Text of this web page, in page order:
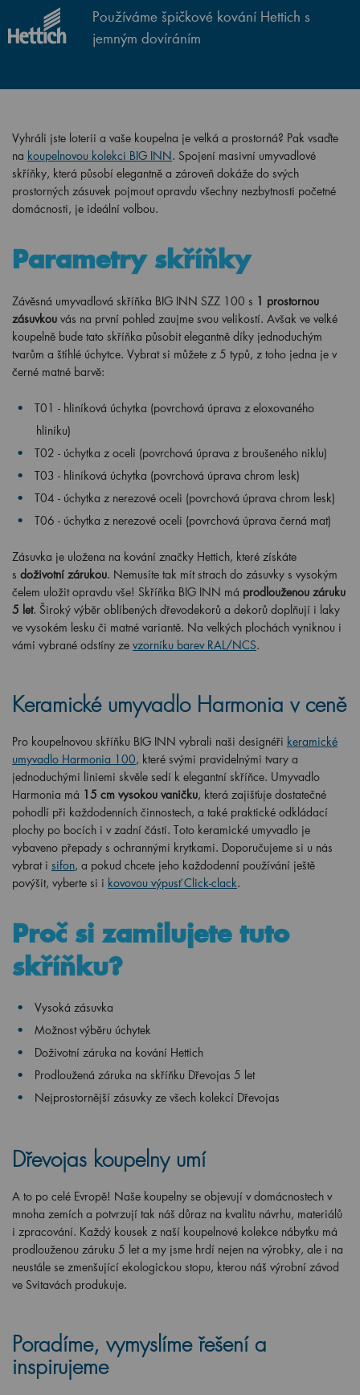
Používáme špičkové kování Hettich s
jemným dovíráním
Vyhráli jste loterii a vaše koupelna je velká a prostorná? Pak vsaďte
na koupelnovou kolekci BIG INN. Spojení masivní umyvadlové
skříňky, která působí elegantně a zároveň dokáže do svých
prostorných zásuvek pojmout opravdu všechny nezbytnosti početné
domácnosti, je ideální volbou.
Parametry skříňky
Závěsná umyvadlová skříňka BIG INN SZZ 100 s 1 prostornou
zásuvkou vás na první pohled zaujme svou velikostí. Avšak ve velké
koupelně bude tato skříňka působit elegantně díky jednoduchým
tvarům a štíhlé úchytce. Vybrat si můžete z 5 typů, z toho jedna je v
černé matné barvě:
T01 - hliníková úchytka (povrchová úprava z eloxovaného
hliníku)
T02 - úchytka z oceli (povrchová úprava z broušeného niklu)
T03 - hliníková úchytka (povrchová úprava chrom lesk)
T04 - úchytka z nerezové oceli (povrchová úprava chrom lesk)
T06 - úchytka z nerezové oceli (povrchová úprava černá mat)
Zásuvka je uložena na kování značky Hettich, které získáte
s doživotní zárukou. Nemusíte tak mít strach do zásuvky s vysokým
čelem uložit opravdu vše! Skříňka BIG INN má prodlouženou záruku
5 let. Široký výběr oblíbených dřevodekorů a dekorů doplňují i laky
ve vysokém lesku či matné variantě. Na velkých plochách vyniknou i
vámi vybrané odstíny ze vzorníku barev RAL/NCS.
Keramické umyvadlo Harmonia v ceně
Pro koupelnovou skříňku BIG INN vybrali naši designéři keramické
umyvadlo Harmonia 100, které svými pravidelnými tvary a
jednoduchými liniemi skvěle sedí k elegantní skříňce. Umyvadlo
Harmonia má 15 cm vysokou vaničku, která zajišťuje dostatečné
pohodlí při každodenních činnostech, a také praktické odkládací
plochy po bocích i v zadní části. Toto keramické umyvadlo je
vybaveno přepady s ochrannými krytkami. Doporučujeme si u nás
vybrat i sifon, a pokud chcete jeho každodenní používání ještě
povýšit, vyberte si i kovovou výpusť Click-clack.
Proč si zamilujete tuto
skříňku?
Vysoká zásuvka
Možnost výběru úchytek
Doživotní záruka na kování Hettich
Prodloužená záruka na skříňku Dřevojas 5 let
Nejprostornější zásuvky ze všech kolekcí Dřevojas
Dřevojas koupelny umí
A to po celé Evropě! Naše koupelny se objevují v domácnostech v
mnoha zemích a potvrzují tak náš důraz na kvalitu návrhu, materiálů
i zpracování. Každý kousek z naší koupelnové kolekce nábytku má
prodlouženou záruku 5 let a my jsme hrdí nejen na výrobky, ale i na
neustále se zmenšující ekologickou stopu, kterou náš výrobní závod
ve Svitavách produkuje.
Poradíme, vymyslíme řešení a
inspirujeme